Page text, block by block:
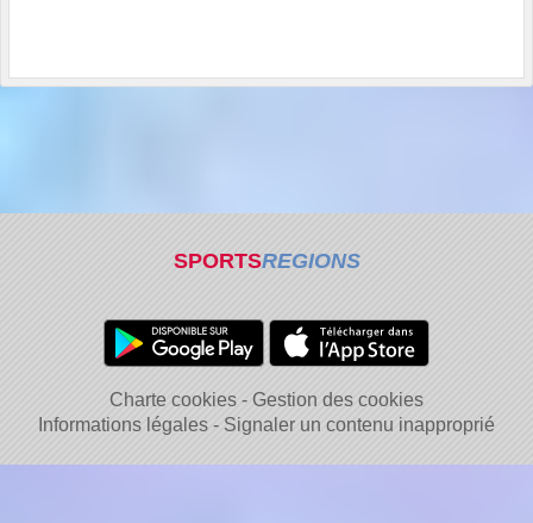
SPORTSREGIONS
Charte cookies
Gestion des cookies
Informations légales
Signaler un contenu inapproprié